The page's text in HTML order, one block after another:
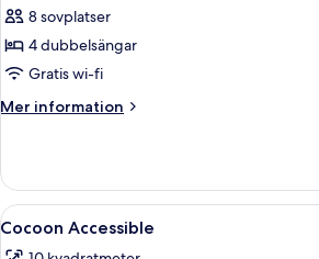
Rum8 sovplatser
4 dubbelsängar
Gratis wi-fi
Mer information
Mer
Öppna
alla
Ett
5
Cocoon Accessible